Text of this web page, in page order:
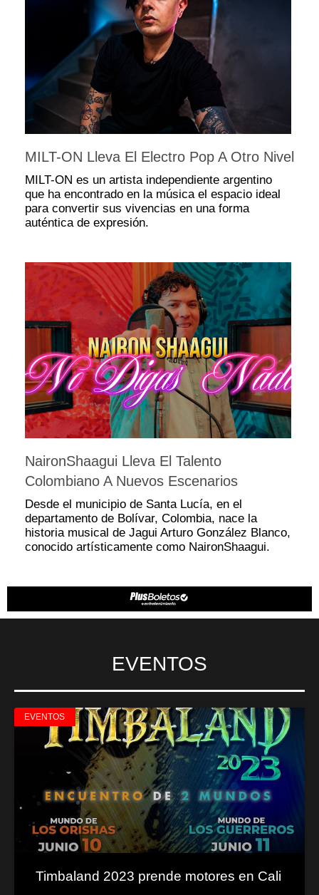
MILT-ON Lleva El Electro Pop A Otro Nivel
MILT-ON es un artista independiente argentino
que ha encontrado en la música el espacio ideal
para convertir sus vivencias en una forma
auténtica de expresión.
NaironShaagui Lleva El Talento
Colombiano A Nuevos Escenarios
Desde el municipio de Santa Lucía, en el
departamento de Bolívar, Colombia, nace la
historia musical de Jagui Arturo González Blanco,
conocido artísticamente como NaironShaagui.
EVENTOS
EVENTOS
Timbaland 2023 prende motores en Cali